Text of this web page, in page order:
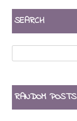
SEARCH
for:
RANDOM POSTS